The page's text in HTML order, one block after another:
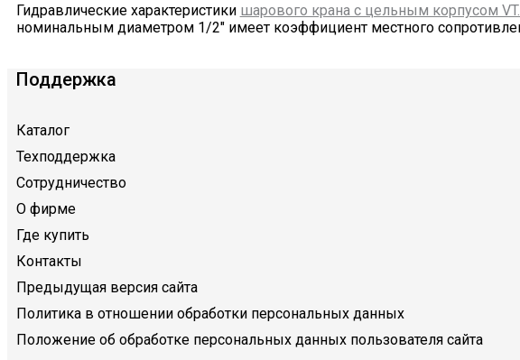
Гидравлические характеристики шарового крана с цельным корпусом
номинальным диаметром 1/2" имеет коэффициент местного
Поддержка
Каталог
Техподдержка
Сотрудничество
О фирме
Где купить
Контакты
Предыдущая версия сайта
Политика в отношении обработки персональных данных
Положение об обработке персональных данных пользователя сайта